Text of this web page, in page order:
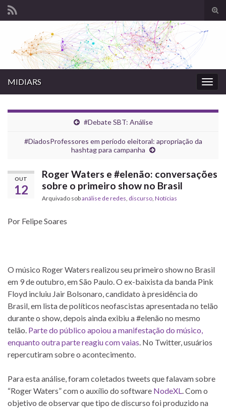
Search for:
MIDIARS
#Debate SBT: Análise
#DiadosProfessores em período eleitoral: apropriação da
hashtag para campanha
OUT
12
Roger Waters e #elenão: conversações
sobre o primeiro show no Brasil
Arquivado sobanálise de redes discurso Notícias
Por Felipe Soares
O músico Roger Waters realizou seu primeiro show no Brasil
em 9 de outubro, em São Paulo. O ex-baixista da banda Pink
Floyd incluiu Jair Bolsonaro, candidato à presidência do
Brasil, em lista de políticos neofascistas apresentada no telão
durante o show, depois ainda exibiu a #elenão no mesmo
telão. Parte do público apoiou a manifestação do músico,
enquanto outra parte reagiu com vaias . No Twitter, usuários
repercutiram sobre o acontecimento.
Para esta análise, foram coletados tweets que falavam sobre
“Roger Waters” com o auxílio do software NodeXL . Com o
objetivo de observar que tipo de discurso foi produzido na